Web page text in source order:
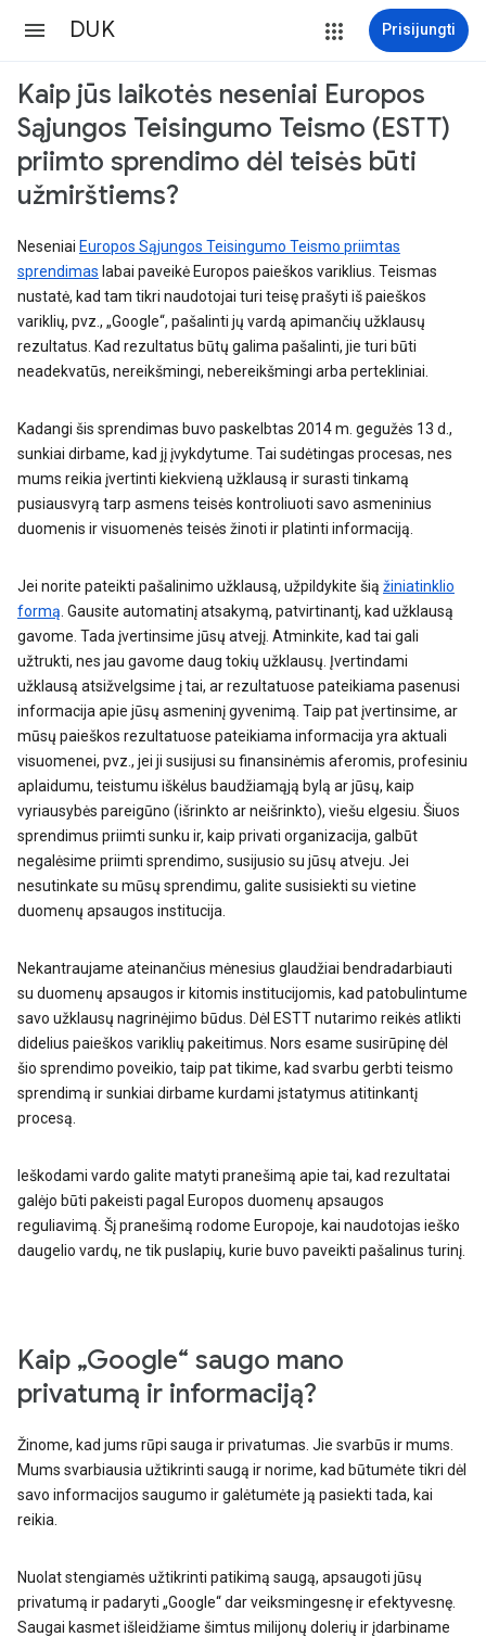
DUK Prisijungti
Kaip jūs laikotės neseniai Europos
Sąjungos Teisingumo Teismo (ESTT)
priimto sprendimo dėl teisės būti
užmirštiems?
Neseniai Europos Sąjungos Teisingumo Teismo priimtas
sprendimas labai paveikė Europos paieškos variklius. Teismas
nustatė, kad tam tikri naudotojai turi teisę prašyti iš paieškos
variklių, pvz., „Google“, pašalinti jų vardą apimančių užklausų
rezultatus. Kad rezultatus būtų galima pašalinti, jie turi būti
neadekvatūs, nereikšmingi, nebereikšmingi arba pertekliniai.
Kadangi šis sprendimas buvo paskelbtas 2014 m. gegužės 13 d.,
sunkiai dirbame, kad jį įvykdytume. Tai sudėtingas procesas, nes
mums reikia įvertinti kiekvieną užklausą ir surasti tinkamą
pusiausvyrą tarp asmens teisės kontroliuoti savo asmeninius
duomenis ir visuomenės teisės žinoti ir platinti informaciją.
Jei norite pateikti pašalinimo užklausą, užpildykite šią žiniatinklio
formą . Gausite automatinį atsakymą, patvirtinantį, kad užklausą
gavome. Tada įvertinsime jūsų atvejį. Atminkite, kad tai gali
užtrukti, nes jau gavome daug tokių užklausų. Įvertindami
užklausą atsižvelgsime į tai, ar rezultatuose pateikiama pasenusi
informacija apie jūsų asmeninį gyvenimą. Taip pat įvertinsime, ar
mūsų paieškos rezultatuose pateikiama informacija yra aktuali
visuomenei, pvz., jei ji susijusi su finansinėmis aferomis, profesiniu
aplaidumu, teistumu iškėlus baudžiamąją bylą ar jūsų, kaip
vyriausybės pareigūno (išrinkto ar neišrinkto), viešu elgesiu. Šiuos
sprendimus priimti sunku ir, kaip privati organizacija, galbūt
negalėsime priimti sprendimo, susijusio su jūsų atveju. Jei
nesutinkate su mūsų sprendimu, galite susisiekti su vietine
duomenų apsaugos institucija.
Nekantraujame ateinančius mėnesius glaudžiai bendradarbiauti
su duomenų apsaugos ir kitomis institucijomis, kad patobulintume
savo užklausų nagrinėjimo būdus. Dėl ESTT nutarimo reikės atlikti
didelius paieškos variklių pakeitimus. Nors esame susirūpinę dėl
šio sprendimo poveikio, taip pat tikime, kad svarbu gerbti teismo
sprendimą ir sunkiai dirbame kurdami įstatymus atitinkantį
procesą.
Ieškodami vardo galite matyti pranešimą apie tai, kad rezultatai
galėjo būti pakeisti pagal Europos duomenų apsaugos
reguliavimą. Šį pranešimą rodome Europoje, kai naudotojas ieško
daugelio vardų, ne tik puslapių, kurie buvo paveikti pašalinus turinį.
Kaip „Google“ saugo mano
privatumą ir informaciją?
Žinome, kad jums rūpi sauga ir privatumas. Jie svarbūs ir mums.
Mums svarbiausia užtikrinti saugą ir norime, kad būtumėte tikri dėl
savo informacijos saugumo ir galėtumėte ją pasiekti tada, kai
reikia.
Nuolat stengiamės užtikrinti patikimą saugą, apsaugoti jūsų
privatumą ir padaryti „Google“ dar veiksmingesnę ir efektyvesnę.
Saugai kasmet išleidžiame šimtus milijonų dolerių ir įdarbiname